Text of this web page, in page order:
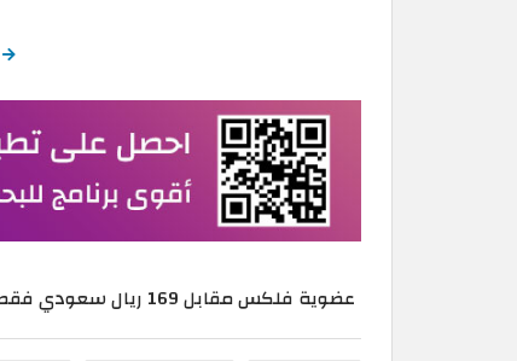
عضوية فلكس مقابل 169 ريال سعودي فقط